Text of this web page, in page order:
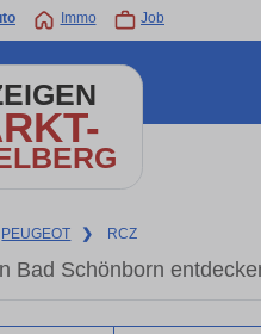
Immo Job
PEUGEOT ❯ RCZ
Bad Schönborn